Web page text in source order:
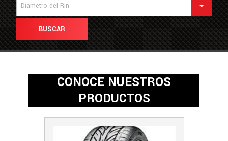
Díametro del Rin
BUSCAR
CONOCE NUESTROS
PRODUCTOS